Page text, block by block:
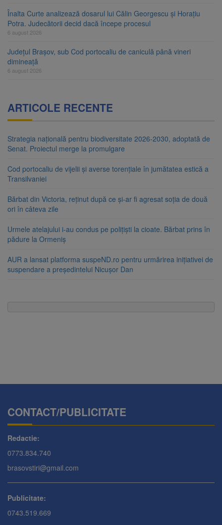
Înalta Curte analizează dosarul lui Călin Georgescu și Horațiu
Potra. Judecătorii decid dacă începe procesul
6 august 2026
Județul Brașov, sub Cod portocaliu de caniculă până vineri
dimineață
6 august 2026
ARTICOLE RECENTE
Strategia națională pentru biodiversitate 2026-2030, adoptată de
Senat. Proiectul merge la promulgare
Cod portocaliu de vijelii și averse torențiale în jumătatea estică a
Transilvaniei
Bărbat din Victoria, reținut după ce și-ar fi agresat soția de două
ori în câteva zile
Urmele atelajului i-au condus pe polițiști la cioate. Bărbat prins în
pădure la Ormeniș
AUR a lansat platforma suspeND.ro pentru urmărirea inițiativei de
suspendare a președintelui Nicușor Dan
CONTACT/PUBLICITATE
Redactie:
0773.834.740
brasovstiri@gmail.com
Publicitate:
0743.519.669